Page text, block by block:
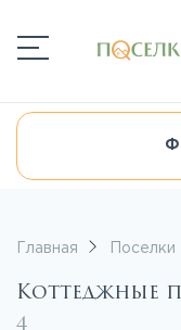
Главная Поселки
Коттеджные